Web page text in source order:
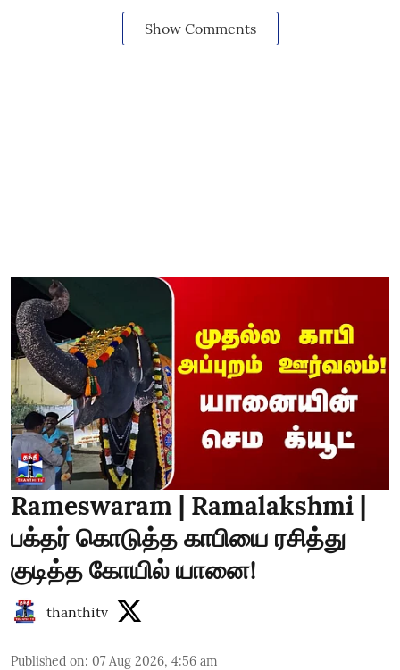
Show Comments
Rameswaram | Ramalakshmi |
பக்தர் கொடுத்த காபியை ரசித்து
குடித்த கோயில் யானை!
thanthitv
Published on: 07 Aug 2026, 4:56 am